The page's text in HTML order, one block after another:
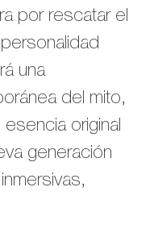
por rescatar el
una
del mito,
original
generación